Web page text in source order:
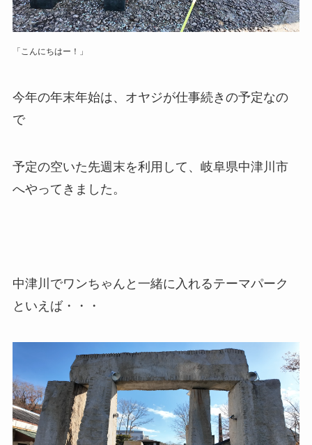
「こんにちはー！」
今年の年末年始は、オヤジが仕事続きの予定なの
で
予定の空いた先週末を利用して、岐阜県中津川市
へやってきました。
中津川でワンちゃんと一緒に入れるテーマパーク
といえば・・・